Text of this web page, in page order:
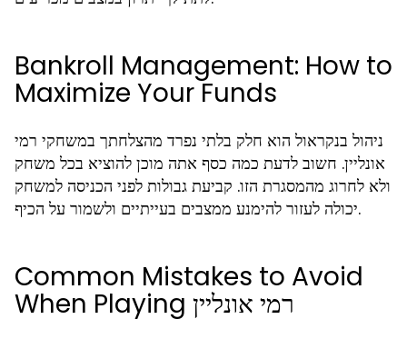
Bankroll Management: How to
Maximize Your Funds
ניהול בנקראול הוא חלק בלתי נפרד מהצלחתך במשחקי רמי
אונליין. חשוב לדעת כמה כסף אתה מוכן להוציא בכל משחק
ולא לחרוג מהמסגרת הזו. קביעת גבולות לפני הכניסה למשחק
יכולה לעזור להימנע ממצבים בעייתיים ולשמור על הכיף.
Common Mistakes to Avoid
When Playing רמי אונליין